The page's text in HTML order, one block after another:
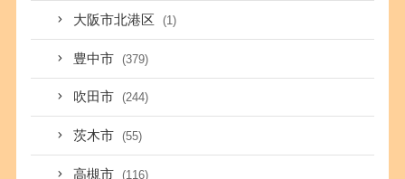
大阪市北港区 (1)
豊中市 (379)
吹田市 (244)
茨木市 (55)
高槻市 (116)